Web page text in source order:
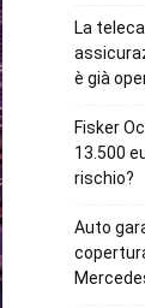
La
è già
Fisker
13.500
rischio?
Auto